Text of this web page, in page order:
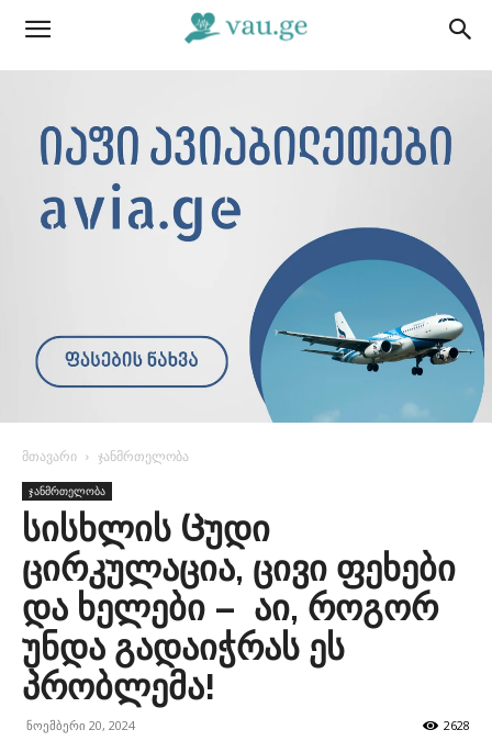
მთავარი ჯანმრთელობა
ჯანმრთელობა
სისხლის Ცუდი
ცირკულაცია, ცივი ფეხები
და ხელები – აი, როგორ
უნდა გადაიჭრას ეს
პრობლემა!
ნოემბერი 20, 2024 2628